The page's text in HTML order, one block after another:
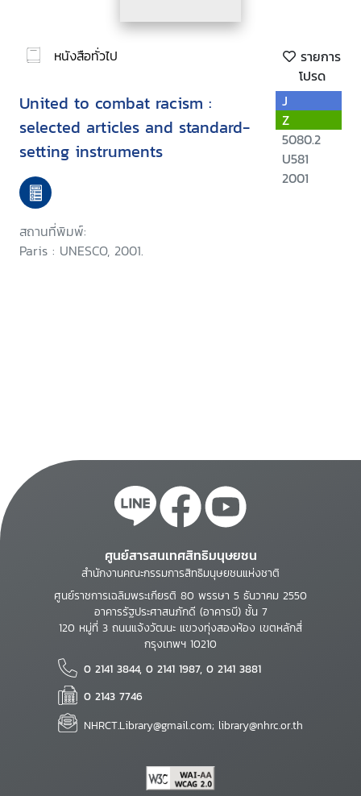
หนังสือทั่วไป
รายการ
โปรด
United to combat racism :
selected articles and standard-
setting instruments
สถานที่พิมพ์:
Paris : UNESCO, 2001.
J
Z
5080.2
U581
2001
ศูนย์สารสนเทศสิทธิมนุษยชน
สำนักงานคณะกรรมการสิทธิมนุษยชนแห่งชาติ
ศูนย์ราชการเฉลิมพระเกียรติ 80 พรรษา 5 ธันวาคม 2550
อาคารรัฐประศาสนภักดี (อาคารบี) ชั้น 7
120 หมู่ที่ 3 ถนนแจ้งวัฒนะ แขวงทุ่งสองห้อง เขตหลักสี่
กรุงเทพฯ 10210
0 2141 3844, 0 2141 1987, 0 2141 3881
0 2143 7746
NHRCT.Library@gmail.com; library@nhrc.or.th